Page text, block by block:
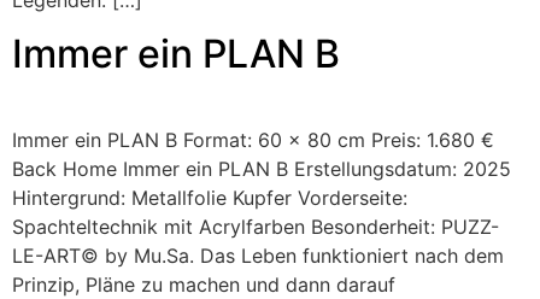
Immer ein PLAN B
Immer ein PLAN B Format: 60 x 80 cm Preis: 1.680 €
Back Home Immer ein PLAN B Erstellungsdatum: 2025
Hintergrund: Metallfolie Kupfer Vorderseite:
Spachteltechnik mit Acrylfarben Besonderheit: PUZZ-
LE-ART© by Mu.Sa. Das Leben funktioniert nach dem
Prinzip, Pläne zu machen und dann darauf